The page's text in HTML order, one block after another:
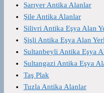
Sarıyer Antika Alanlar
Şile Antika Alanlar
Silivri Antika Eşya Alan
Şişli Antika Eşya Alan
Sultanbeyli Antika Eşya
Sultangazi Antika Eşya
Taş Plak
Tuzla Antika Alanlar